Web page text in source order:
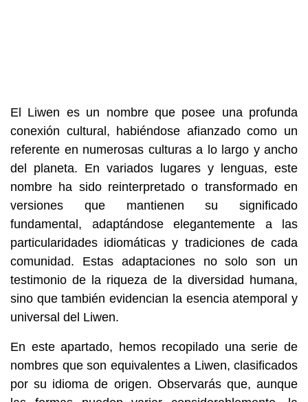
El Liwen es un nombre que posee una profunda
conexión cultural, habiéndose afianzado como un
referente en numerosas culturas a lo largo y ancho
del planeta. En variados lugares y lenguas, este
nombre ha sido reinterpretado o transformado en
versiones que mantienen su significado
fundamental, adaptándose elegantemente a las
particularidades idiomáticas y tradiciones de cada
comunidad. Estas adaptaciones no solo son un
testimonio de la riqueza de la diversidad humana,
sino que también evidencian la esencia atemporal y
universal del Liwen.
En este apartado, hemos recopilado una serie de
nombres que son equivalentes a Liwen, clasificados
por su idioma de origen. Observarás que, aunque